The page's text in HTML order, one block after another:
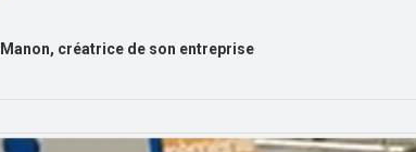
Manon, créatrice de son entreprise